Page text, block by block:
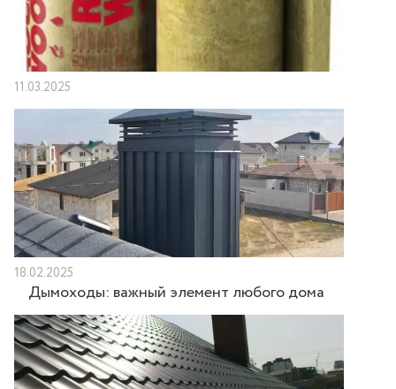
11.03.2025
18.02.2025
Дымоходы: важный элемент любого дома